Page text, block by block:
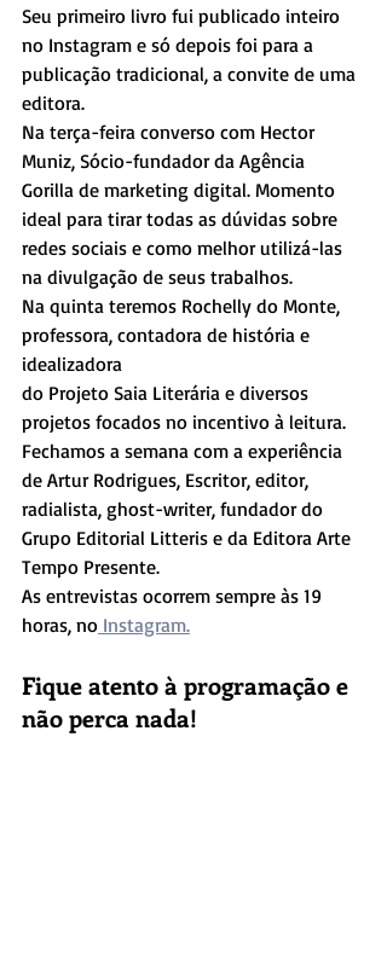
Seu primeiro livro fui publicado inteiro
no Instagram e só depois foi para a
publicação tradicional, a convite de uma
editora.
Na terça-feira converso com Hector
Muniz, Sócio-fundador da Agência
Gorilla de marketing digital. Momento
ideal para tirar todas as dúvidas sobre
redes sociais e como melhor utilizá-las
na divulgação de seus trabalhos.
Na quinta teremos Rochelly do Monte,
professora, contadora de história e
idealizadora
do Projeto Saia Literária e diversos
projetos focados no incentivo à leitura.
Fechamos a semana com a experiência
de Artur Rodrigues, Escritor, editor,
radialista, ghost-writer, fundador do
Grupo Editorial Litteris e da Editora Arte
Tempo Presente.
As entrevistas ocorrem sempre às 19
horas, no Instagram.
Fique atento à programação e
não perca nada!